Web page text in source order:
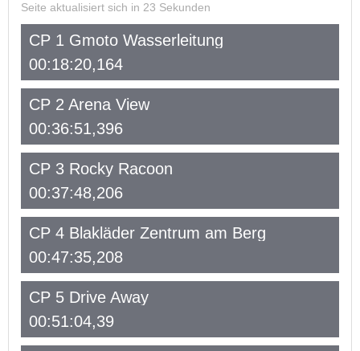
Seite aktualisiert sich in 23 Sekunden
CP 1 Gmoto Wasserleitung
00:18:20,164
CP 2 Arena View
00:36:51,396
CP 3 Rocky Racoon
00:37:48,206
CP 4 Blakläder Zentrum am Berg
00:47:35,208
CP 5 Drive Away
00:51:04,39